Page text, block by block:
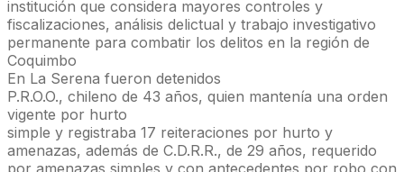
institución que considera mayores controles y
fiscalizaciones, análisis delictual y trabajo investigativo
permanente para combatir los delitos en la región de
Coquimbo
En La Serena fueron detenidos
P.R.O.O., chileno de 43 años, quien mantenía una orden
vigente por hurto
simple y registraba 17 reiteraciones por hurto y
amenazas, además de C.D.R.R., de 29 años, requerido
por amenazas simples y con antecedentes por robo con